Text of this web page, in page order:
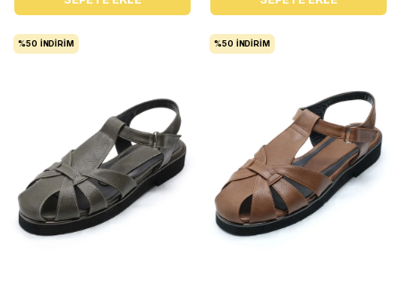
%50 İNDIRIM %50 İNDIRIM